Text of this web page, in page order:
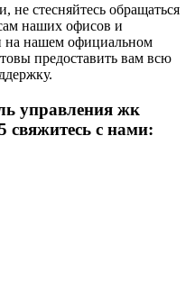
не стесняйтесь обращаться
наших офисов и
на нашем официальном
предоставить вам всю
управления жк
свяжитесь с нами: